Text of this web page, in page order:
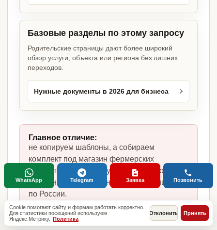
Базовые разделы по этому запросу
Родительские страницы дают более широкий
обзор услуги, объекта или региона без лишних
переходов.
Нужные документы в 2026 для бизнеса
Главное отличие:
не копируем шаблоны, а собираем
комплект под магазин фермерских
продуктов, фактическую модель работы,
сотрудников, помещение и требования
по России.
Cookie помогают сайту и формам работать корректно.
Для статистики посещений используем
Яндекс.Метрику. Политика
Отклонить Принять
WhatsApp Telegram Заявка Позвонить